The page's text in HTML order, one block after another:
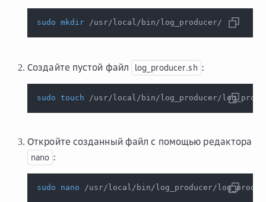
sudo mkdir /usr/local/bin/log_producer/
Создайте пустой файл log_producer.sh :
sudo touch /usr/local/bin/log_producer/
Откройте созданный файл с помощью редактора
nano :
sudo nano /usr/local/bin/log_producer/